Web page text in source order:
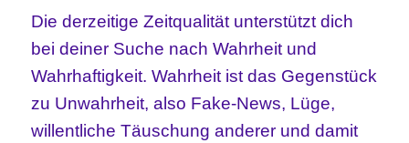
Die derzeitige Zeitqualität unterstützt dich
bei deiner Suche nach Wahrheit und
Wahrhaftigkeit.Wahrheit ist das Gegenstück
zu Unwahrheit, also Fake-News, Lüge,
willentliche Täuschung anderer und damit